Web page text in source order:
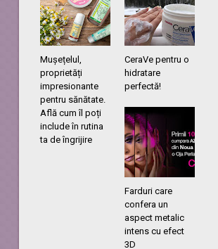
Mușețelul,
proprietăți
impresionante
pentru sănătate.
Află cum îl poți
include în rutina
ta de îngrijire
CeraVe pentru o
hidratare
perfectă!
Farduri care
confera un
aspect metalic
intens cu efect
3D